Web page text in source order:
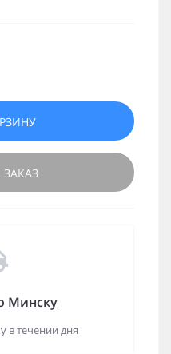
Минску
в течении дня